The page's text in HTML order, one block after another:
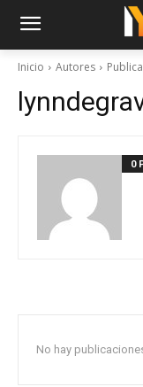
Inicio Autores
0
No hay